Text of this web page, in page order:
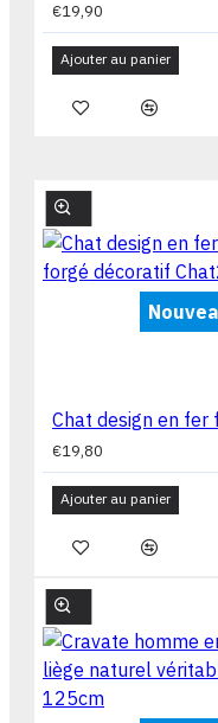
€19,90
Ajouter au panier
€19,80
Ajouter au panier